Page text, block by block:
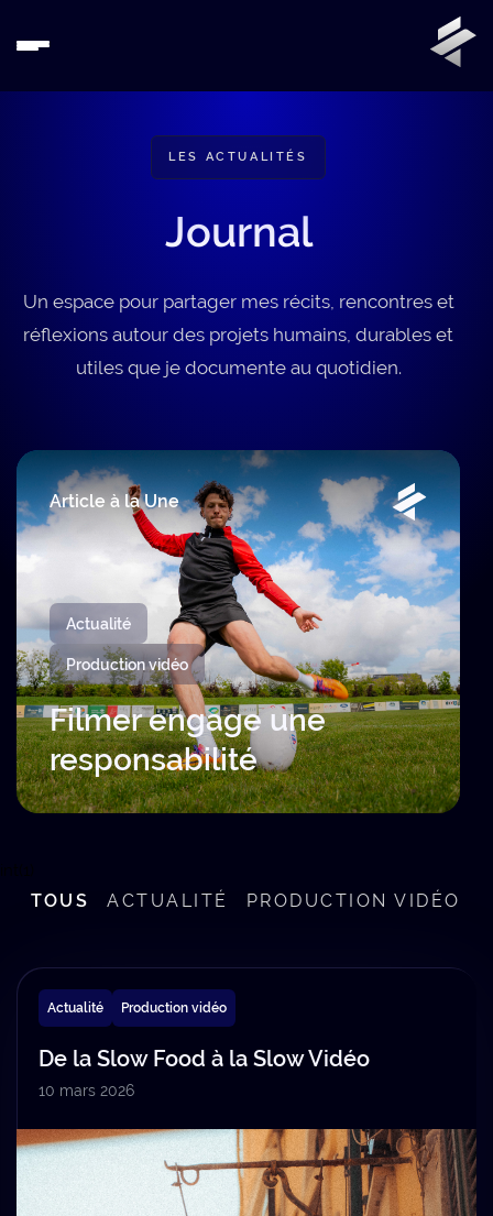
LES ACTUALITÉS
Journal
Un espace pour partager mes récits, rencontres et
réflexions autour des projets humains, durables et
utiles que je documente au quotidien.
Article à la Une
Actualité
Production vidéo
Filmer engage une
responsabilité
TOUS ACTUALITÉ PRODUCTION VIDÉO
Actualité Production vidéo
De la Slow Food à la Slow Vidéo
10 mars 2026